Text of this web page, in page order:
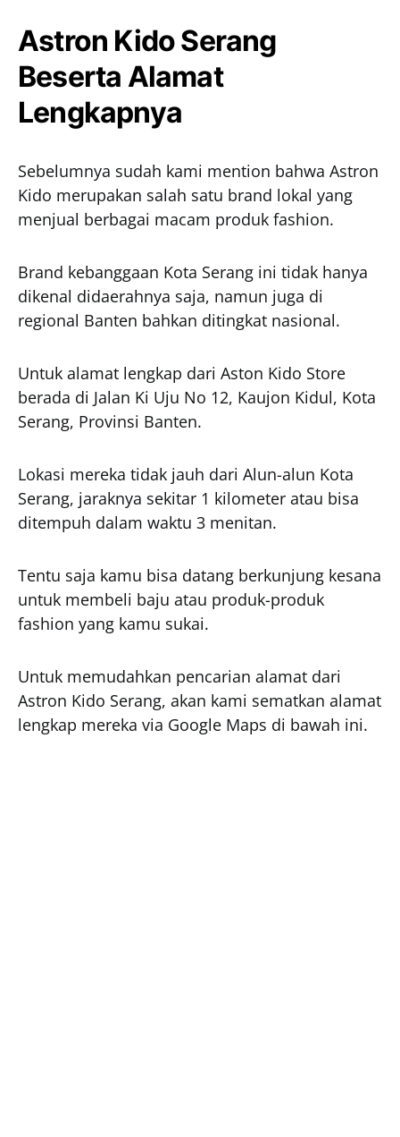
Astron Kido Serang
Beserta Alamat
Lengkapnya
Sebelumnya sudah kami mention bahwa Astron
Kido merupakan salah satu brand lokal yang
menjual berbagai macam produk fashion.
Brand kebanggaan Kota Serang ini tidak hanya
dikenal didaerahnya saja, namun juga di
regional Banten bahkan ditingkat nasional.
Untuk alamat lengkap dari Aston Kido Store
berada di Jalan Ki Uju No 12, Kaujon Kidul, Kota
Serang, Provinsi Banten.
Lokasi mereka tidak jauh dari Alun-alun Kota
Serang, jaraknya sekitar 1 kilometer atau bisa
ditempuh dalam waktu 3 menitan.
Tentu saja kamu bisa datang berkunjung kesana
untuk membeli baju atau produk-produk
fashion yang kamu sukai.
Untuk memudahkan pencarian alamat dari
Astron Kido Serang, akan kami sematkan alamat
lengkap mereka via Google Maps di bawah ini.